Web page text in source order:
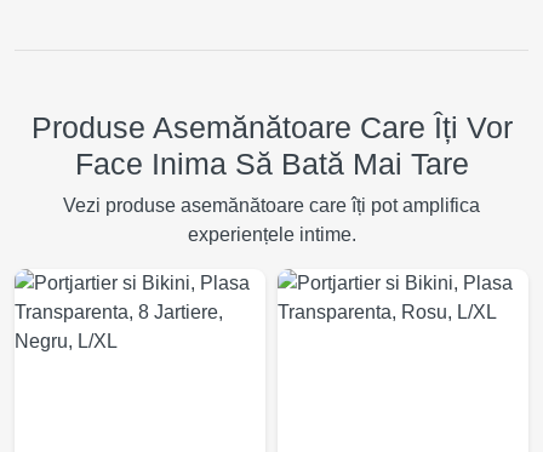
Produse Asemănătoare Care Îți Vor
Face Inima Să Bată Mai Tare
Vezi produse asemănătoare care îți pot amplifica
experiențele intime.